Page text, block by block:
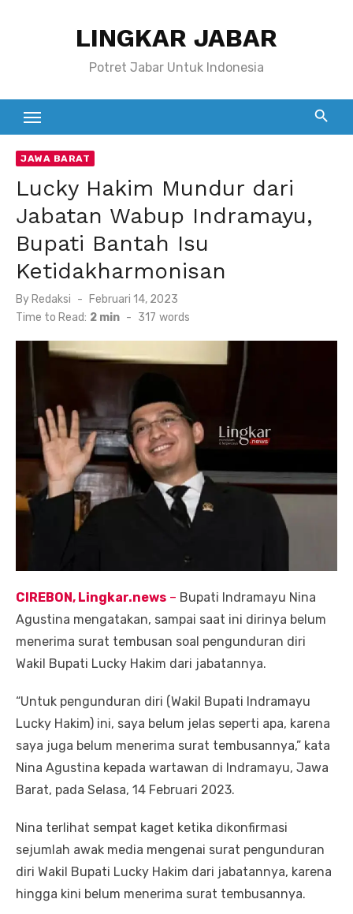
LINGKAR JABAR
Potret Jabar Untuk Indonesia
JAWA BARAT
Lucky Hakim Mundur dari
Jabatan Wabup Indramayu,
Bupati Bantah Isu
Ketidakharmonisan
By Redaksi
Posted
on
Februari 14, 2023
Time to Read: 2 min - 317 words
CIREBON, Lingkar.news – Bupati Indramayu Nina
Agustina mengatakan, sampai saat ini dirinya belum
menerima surat tembusan soal pengunduran diri
Wakil Bupati Lucky Hakim dari jabatannya.
“Untuk pengunduran diri (Wakil Bupati Indramayu
Lucky Hakim) ini, saya belum jelas seperti apa, karena
saya juga belum menerima surat tembusannya,” kata
Nina Agustina kepada wartawan di Indramayu, Jawa
Barat, pada Selasa, 14 Februari 2023.
Nina terlihat sempat kaget ketika dikonfirmasi
sejumlah awak media mengenai surat pengunduran
diri Wakil Bupati Lucky Hakim dari jabatannya, karena
hingga kini belum menerima surat tembusannya.